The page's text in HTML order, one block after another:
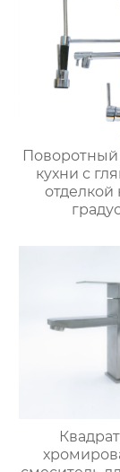
Поворотный
кухни с
отделкой